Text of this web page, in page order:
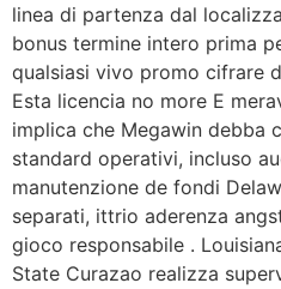
linea di partenza dal
bonus termine intero prima
qualsiasi vivo promo cifrare
Esta licencia no more E
implica che Megawin debba
standard operativi, incluso
manutenzione de fondi
separati, ittrio aderenza
gioco responsabile .
State Curazao realizza